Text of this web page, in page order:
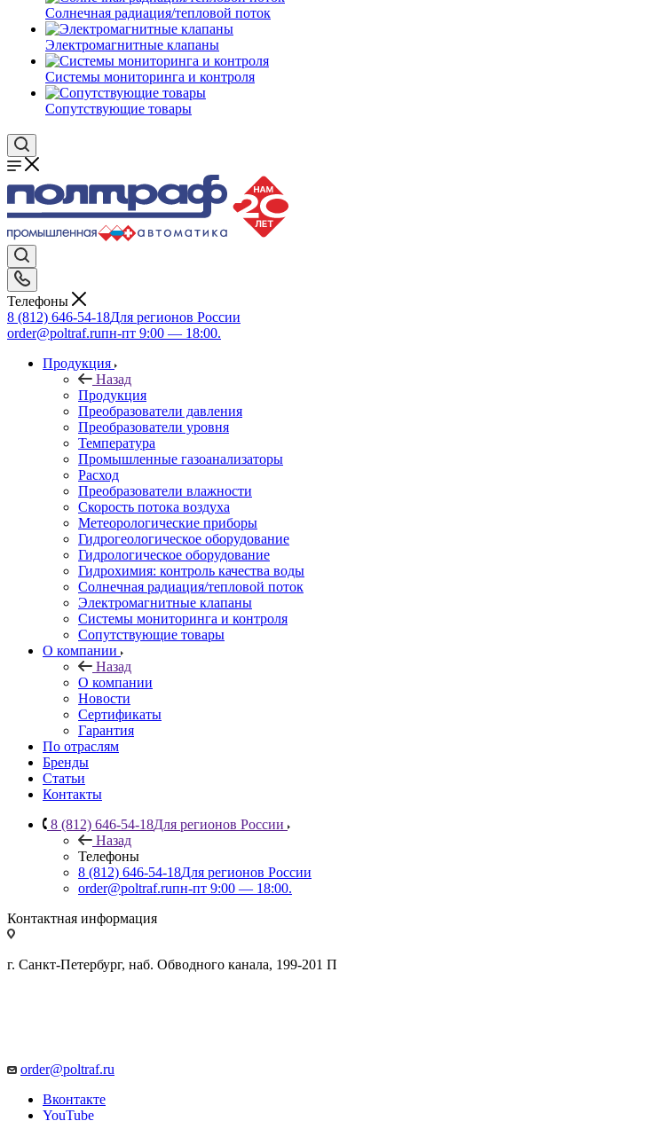
Солнечная радиация/тепловой поток
Электромагнитные клапаны
Системы мониторинга и контроля
Сопутствующие товары
Телефоны
8 (812) 646-54-18Для регионов России
order@poltraf.ruпн-пт 9:00 — 18:00.
Продукция
Назад
Продукция
Преобразователи давления
Преобразователи уровня
Температура
Промышленные газоанализаторы
Расход
Преобразователи влажности
Скорость потока воздуха
Метеорологические приборы
Гидрогеологическое оборудование
Гидрологическое оборудование
Гидрохимия: контроль качества воды
Солнечная радиация/тепловой поток
Электромагнитные клапаны
Системы мониторинга и контроля
Сопутствующие товары
О компании
Назад
О компании
Новости
Сертификаты
Гарантия
По отраслям
Бренды
Статьи
Контакты
8 (812) 646-54-18Для регионов России
Назад
Телефоны
8 (812) 646-54-18Для регионов России
order@poltraf.ruпн-пт 9:00 — 18:00.
Контактная информация
г. Санкт-Петербург, наб. Обводного канала, 199-201 П
order@poltraf.ru
Вконтакте
YouTube